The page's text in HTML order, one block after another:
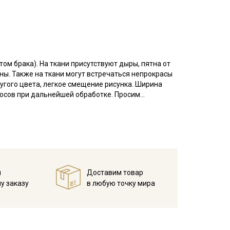
брака). На ткани присутствуют дыры, пятна от
Также на ткани могут встречаться непрокрасы
цвета, легкое смещение рисунка. Ширина
при дальнейшей обработке. Просим
виде, при температуре не выше 40C,
расцветки рекомендуется сначала
заказу
Доставим товар
в любую точку мира